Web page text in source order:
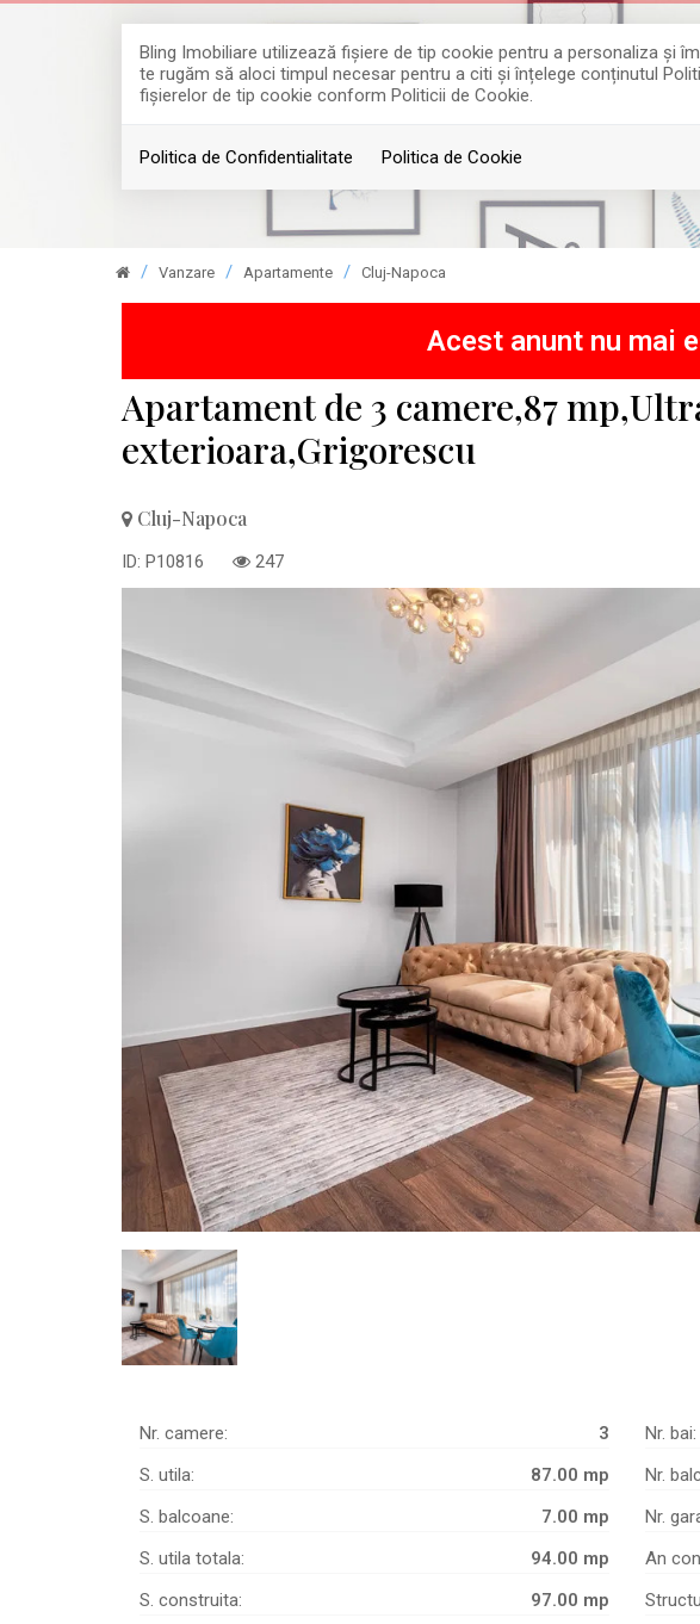
Bling Imobiliare utilizează fişiere de tip cookie pentru a personaliza și
te rugăm să aloci timpul necesar pentru a citi și înțelege conținutul
fişierelor de tip cookie conform Politicii de Cookie.
Politica de Confidentialitate Politica de Cookie
Vanzare Apartamente Cluj-Napoca
Acest anunt nu mai
Apartament de 3 camere,87
exterioara,Grigorescu
Cluj-Napoca
ID: P10816 247
Nr. camere:
3
S. utila:
87.00 mp
S. balcoane:
7.00 mp
S. utila totala:
94.00 mp
S. construita:
97.00 mp
Nr. bai:
Nr.
Nr.
An